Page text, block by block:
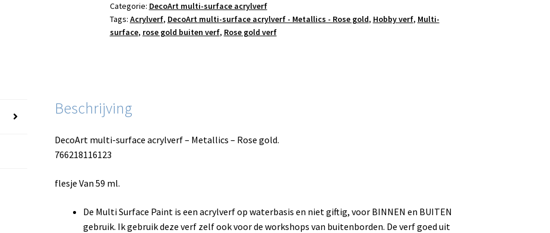
-
Rose
gold
Categorie: DecoArt multi-surface acrylverf
Tags: Acrylverf, DecoArt multi-surface acrylverf - Metallics - Rose gold, Hobby verf, Multi-
surface, rose gold buiten verf, Rose gold verf
Beschrijving
DecoArt multi-surface acrylverf – Metallics – Rose gold.
766218116123
flesje Van 59 ml.
De Multi Surface Paint is een acrylverf op waterbasis en niet giftig, voor BINNEN en BUITEN
gebruik. Ik gebruik deze verf zelf ook voor de workshops van buitenborden. De verf goed uit